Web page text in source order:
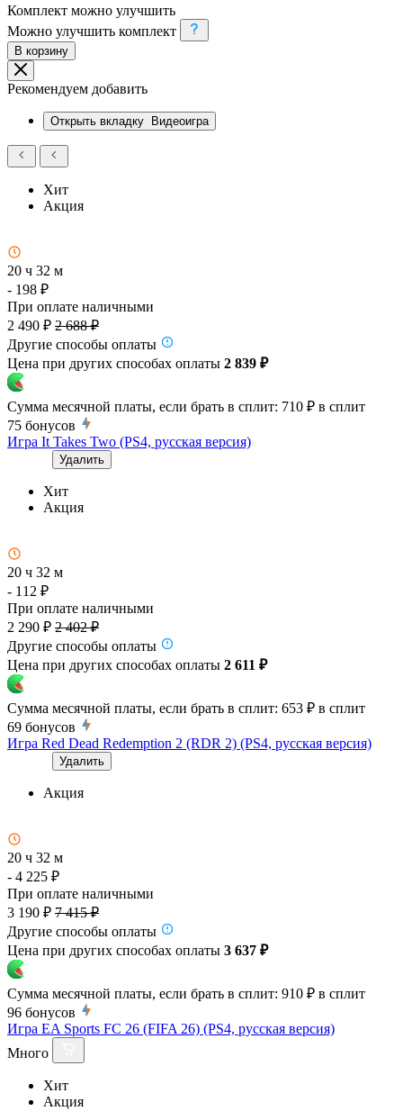
Комплект можно улучшить
Можно улучшить комплект
В корзину
Рекомендуем добавить
Открыть вкладку Видеоигра
Хит
Акция
20 ч 32 м
- 198 ₽
При оплате наличными
2 490 ₽ 2 688 ₽
Другие способы оплаты
Цена при других способах оплаты 2 839 ₽
Сумма месячной платы, если брать в сплит: 710 ₽ в сплит
75 бонусов
Игра It Takes Two (PS4, русская версия)
Удалить
Хит
Акция
20 ч 32 м
- 112 ₽
При оплате наличными
2 290 ₽ 2 402 ₽
Другие способы оплаты
Цена при других способах оплаты 2 611 ₽
Сумма месячной платы, если брать в сплит: 653 ₽ в сплит
69 бонусов
Игра Red Dead Redemption 2 (RDR 2) (PS4, русская версия)
Удалить
Акция
20 ч 32 м
- 4 225 ₽
При оплате наличными
3 190 ₽ 7 415 ₽
Другие способы оплаты
Цена при других способах оплаты 3 637 ₽
Сумма месячной платы, если брать в сплит: 910 ₽ в сплит
96 бонусов
Игра EA Sports FC 26 (FIFA 26) (PS4, русская версия)
Много
Хит
Акция